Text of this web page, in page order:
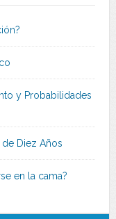
y Probabilidades
de Diez Años
en la cama?